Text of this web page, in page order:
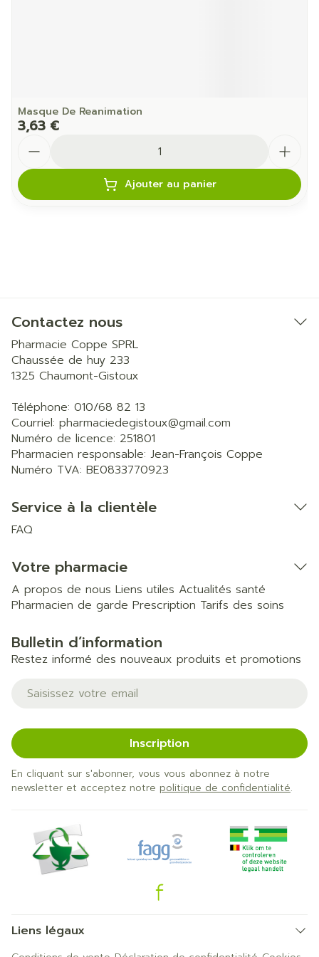
Masque De Reanimation
3,63 €
Ajouter au panier
Contactez nous
Pharmacie Coppe SPRL
Chaussée de huy 233
1325 Chaumont-Gistoux
Téléphone: 010/68 82 13
Courriel: pharmaciedegistoux@gmail.com
Numéro de licence: 251801
Pharmacien responsable: Jean-François Coppe
Numéro TVA: BE0833770923
Service à la clientèle
FAQ
Votre pharmacie
A propos de nous Liens utiles Actualités santé
Pharmacien de garde Prescription Tarifs des soins
Bulletin d’information
Restez informé des nouveaux produits et promotions
Adresse mail
Inscription
En cliquant sur s'abonner, vous vous abonnez à notre
newsletter et acceptez notre politique de confidentialité.
Liens légaux